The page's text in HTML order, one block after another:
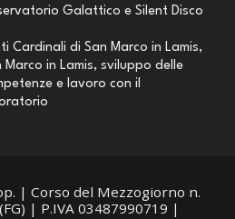
Galattico e Silent Disco
Cardinali di San Marco in Lamis,
Marco in Lamis, sviluppo delle
e lavoro con il
| Corso del Mezzogiorno n.
| P.IVA 03487990719 |